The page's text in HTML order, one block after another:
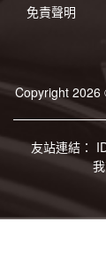
免責聲明
Copyright 2026
友站連結：